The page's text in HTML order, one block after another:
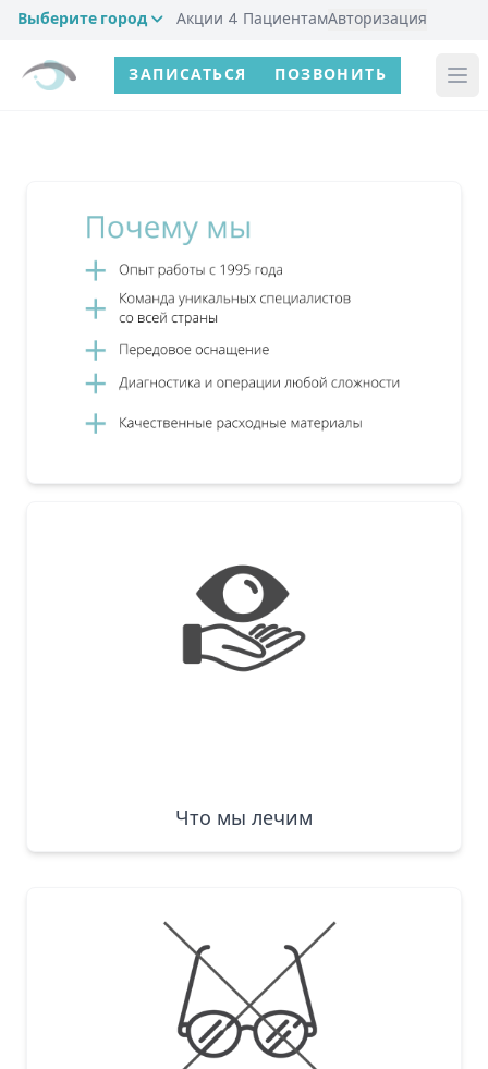
Выберите город Акции 4 ПациентамАвторизация
ЗАПИСАТЬСЯ ПОЗВОНИТЬ
Что мы лечим